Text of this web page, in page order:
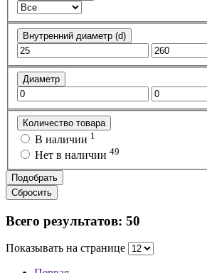
Внутренний диаметр (d)
Диаметр
Количество товара
В наличии 1
Нет в наличии 49
Подобрать
Сбросить
Всего результатов: 50
Показывать на странице